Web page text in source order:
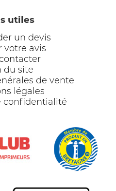
utiles
un devis
votre avis
du site
de vente
légales
confidentialité